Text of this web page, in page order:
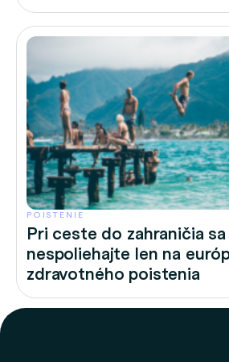
POISTENIE
Pri ceste do zahraničia sa
nespoliehajte len na
zdravotného poistenia